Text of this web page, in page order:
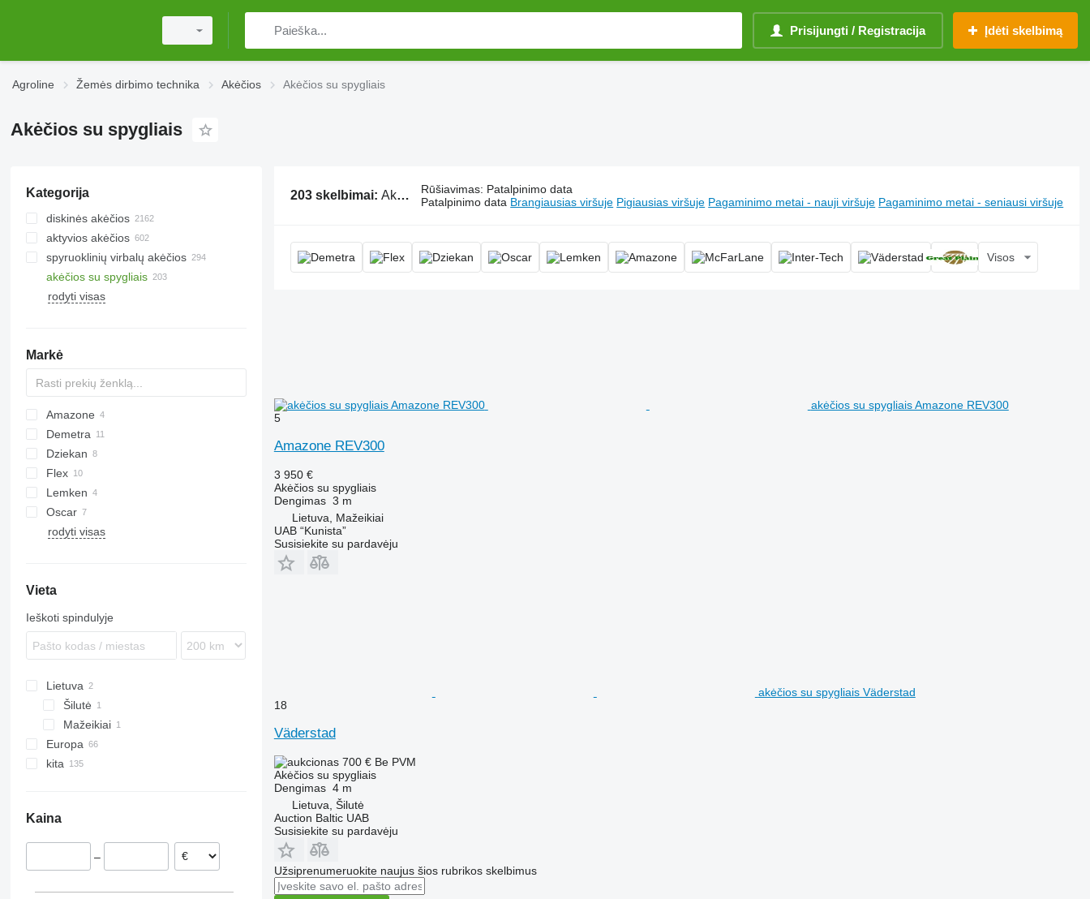
Prisijungti / Registracija Įdėti skelbimą
Agroline Žemės dirbimo technika Akėčios Akėčios su spygliais
Akėčios su spygliais
Kategorija
diskinės akėčios
aktyvios akėčios
spyruoklinių virbalų akėčios
akėčios su spygliais
rodyti visas
Markė
Amazone
KE
Demetra
Dziekan
Flex
T series
Cultro
Cura
VM
HRB
Lemken
Zirkon
DC
WDL
Oscar
Lion
rodyti visas
Vieta
Ieškoti spindulyje
Lietuva
Šilutė
Mažeikiai
Europa
Nyderlandai
Danija
kita
Kaina
–
203 skelbimai: Akėčios su spygliais Rūšiavimas: Patalpinimo data
Patalpinimo data Brangiausias viršuje Pigiausias viršuje Pagaminimo metai - nauji viršuje Pagaminimo metai - seniausi viršuje
Visos
akėčios su spygliais Amazone REV300
5
Amazone REV300
3 950 €
Akėčios su spygliais
Dengimas 3 m
Lietuva, Mažeikiai
UAB “Kunista”
Susisiekite su pardavėju
akėčios su spygliais Väderstad
18
Väderstad
700 € Be PVM
Akėčios su spygliais
Dengimas 4 m
Lietuva, Šilutė
Auction Baltic UAB
Susisiekite su pardavėju
Užsiprenumeruokite naujus šios rubrikos skelbimus